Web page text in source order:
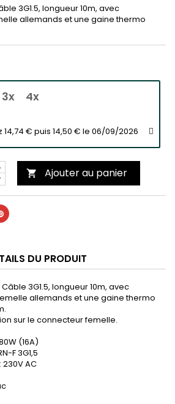
3G1.5, longueur 10m, avec
allemands et une gaine thermo
3x 4x
14,74 € puis 14,50 € le 06/09/2026
 Ajouter au panier
DU PRODUIT
3G1.5, longueur 10m, avec
allemands et une gaine thermo
sur le connecteur femelle.
(16A)
F 3G1,5
AC